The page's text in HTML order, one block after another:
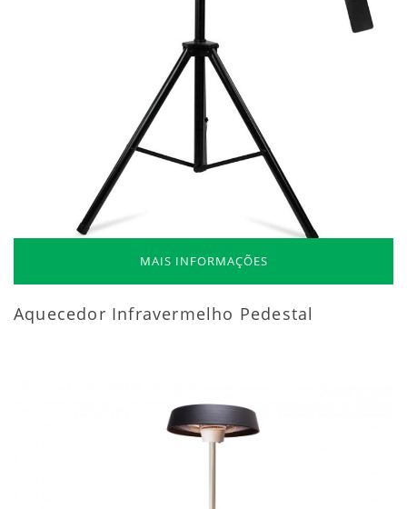
MAIS INFORMAÇÕES
Aquecedor Infravermelho Pedestal